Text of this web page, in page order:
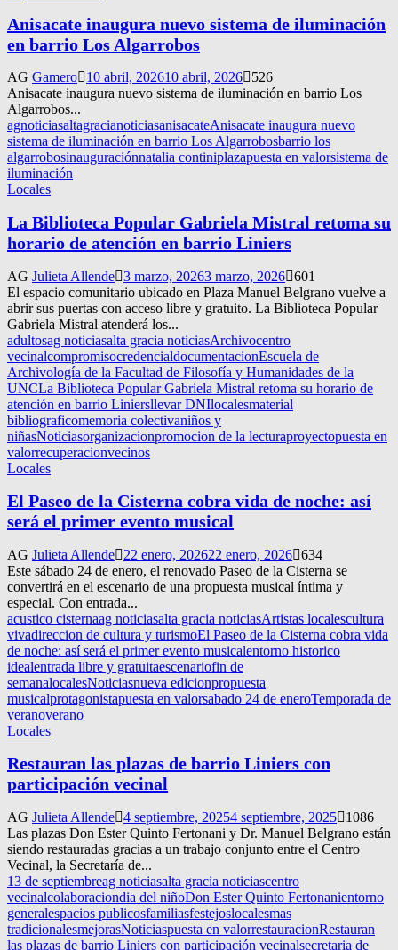
Anisacate inaugura nuevo sistema de iluminación
en barrio Los Algarrobos
AG Gamero 10 abril, 202610 abril, 2026
526
Anisacate inaugura nuevo sistema de iluminación en barrio Los
Algarrobos...
agnoticiasaltagracianoticiasanisacateAnisacate inaugura nuevo
sistema de iluminación en barrio Los Algarrobosbarrio los
algarrobosinauguraciónnatalia continiplazapuesta en valorsistema de
iluminación
Locales
La Biblioteca Popular Gabriela Mistral retoma su
horario de atención en barrio Liniers
AG Julieta Allende 3 marzo, 20263 marzo, 2026 601
El espacio comunitario ubicado en Plaza Manuel Belgrano vuelve a
abrir sus puertas con acceso libre y gratuito. La Biblioteca Popular
Gabriela Mistral atenderá los...
adultosag noticiasalta gracia noticiasArchivocentro
vecinalcompromisocredencialdocumentacionEscuela de
Archivología de la Facultad de Filosofía y Humanidades de la
UNCLa Biblioteca Popular Gabriela Mistral retoma su horario de
atención en barrio Liniersllevar DNIlocalesmaterial
bibliograficomemoria colectivaniños y
niñasNoticiasorganizacionpromocion de la lecturaproyectopuesta en
valorrecuperacionvecinos
Locales
El Paseo de la Cisterna cobra vida de noche: así
será el primer evento musical
AG Julieta Allende 22 enero, 202622 enero, 2026 634
Este sábado 24 de enero, el renovado Paseo de la Cisterna se
convertirá en el escenario de una propuesta musical íntima y
especial. Con entrada...
acustico cisternaag noticiasalta gracia noticiasArtistas localescultura
vivadireccion de cultura y turismoEl Paseo de la Cisterna cobra vida
de noche: así será el primer evento musicalentorno historico
idealentrada libre y gratuitaescenariofin de
semanalocalesNoticiasnueva edicionpropuesta
musicalprotagonistapuesta en valorsabado 24 de eneroTemporada de
veranoverano
Locales
Restauran las plazas de barrio Liniers con
participación vecinal
AG Julieta Allende 4 septiembre, 20254 septiembre, 2025
1086
Las plazas Don Ester Quinto Fertonani y Dr. Manuel Belgrano están
siendo restauradas gracias a un trabajo conjunto entre el Centro
Vecinal, la Secretaría de...
13 de septiembreag noticiasalta gracia noticiascentro
vecinalcolaboraciondia del niñoDon Ester Quinto Fertonanientorno
generalespacios publicosfamiliasfestejoslocalesmas
tradicionalesmejorasNoticiaspuesta en valorrestauracionRestauran
las plazas de barrio Liniers con participación vecinalsecretaria de